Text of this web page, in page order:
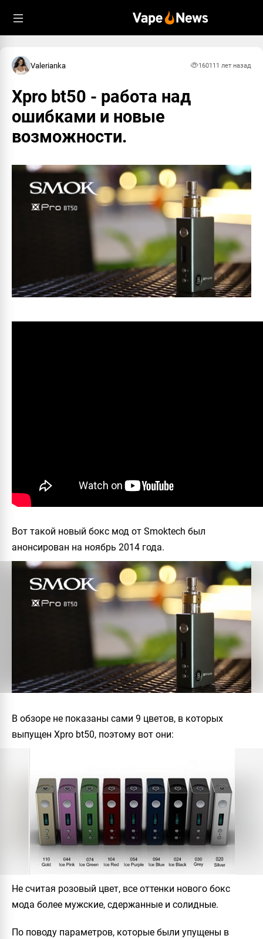
Valerianka 1601 11 лет назад
Xpro bt50 - работа над
ошибками и новые
возможности.
Вот такой новый бокс мод от Smoktech был
анонсирован на ноябрь 2014 года.
В обзоре не показаны сами 9 цветов, в которых
выпущен Xpro bt50, поэтому вот они:
Не считая розовый цвет, все оттенки нового бокс
мода более мужские, сдержанные и солидные.
По поводу параметров, которые были упущены в